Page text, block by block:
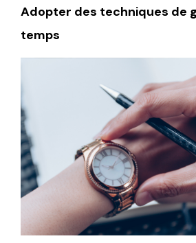
Adopter des techniques de
temps